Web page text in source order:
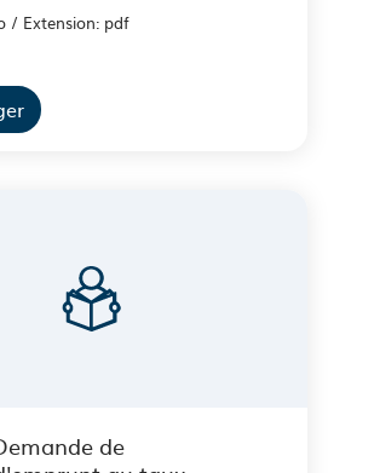
/ Extension: pdf
de